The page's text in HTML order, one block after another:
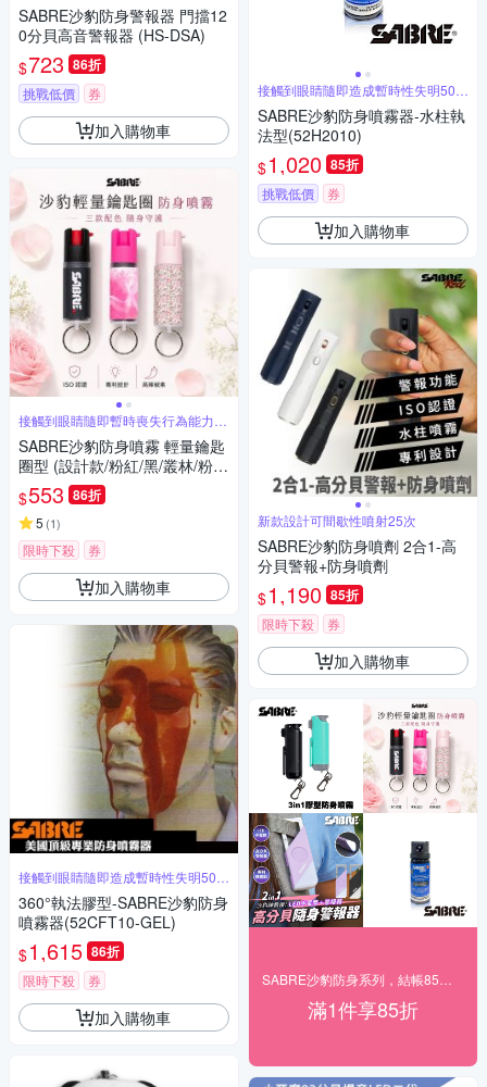
SABRE沙豹防身警報器 門擋12
0分貝高音警報器 (HS-DSA)
$723 86折
挑戰低價 券
加入購物車
接觸到眼睛隨即暫時喪失行為能力約
60分鐘
SABRE沙豹防身噴霧 輕量鑰匙
圈型 (設計款/粉紅/黑/叢林/粉迷
彩/繽紛樂)
$553 86折
5 (1)
限時下殺 券
加入購物車
接觸到眼睛隨即造成暫時性失明50分
鐘
360°執法膠型-SABRE沙豹防身
噴霧器(52CFT10-GEL)
$1,615 86折
限時下殺 券
加入購物車
接觸到眼睛隨即造成暫時性失明50分
鐘
SABRE沙豹防身噴霧器-水柱執
法型(52H2010)
$1,020 85折
挑戰低價 券
加入購物車
新款設計可間歇性噴射25次
SABRE沙豹防身噴劑 2合1-高
分貝警報+防身噴劑
$1,190 85折
限時下殺 券
加入購物車
滿1件享85折